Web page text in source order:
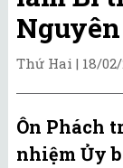
Nguyên
Thứ Hai | 18/02/
Ôn Phách
nhiệm Ủy